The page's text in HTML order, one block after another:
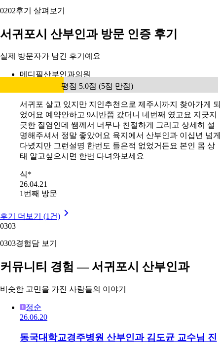
0202후기 살펴보기
서귀포시 산부인과 방문 인증 후기
실제 방문자가 남긴 후기예요
메디필산부인과의원
평점 5.0점 (5점 만점)
서귀포 살고 있지만 지인추천으로 제주시까지 찾아가게 되
었어요 예약안하고 9시반쯤 갔더니 네번째 였고요 지긋지
긋한 질염인데 쌤께서 너무나 친절하게 그리고 상세히 설
명해주셔서 정말 좋았어요 육지에서 산부인과 이십년 넘게
다녔지만 그런설명 한번도 들은적 없었거든요 본인 몸 상
태 알고싶으시면 한번 다녀와보세요
식*
26.04.21
1번째 방문
후기 더보기 (1건)
0303
0303경험담 보기
커뮤니티 경험 — 서귀포시 산부인과
비슷한 고민을 가진 사람들의 이야기
정순
26.06.20
동국대학교경주병원 산부인과 김도균 교수님 진